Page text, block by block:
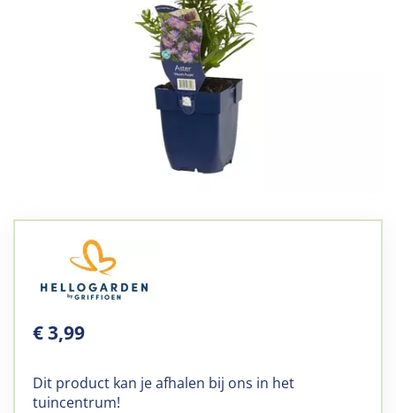
€3,99
Dit product kan je afhalen bij ons in het
tuincentrum!